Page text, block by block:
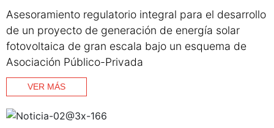
Asesoramiento regulatorio integral para el desarrollo
de un proyecto de generación de energía solar
fotovoltaica de gran escala bajo un esquema de
Asociación Público-Privada
VER MÁS